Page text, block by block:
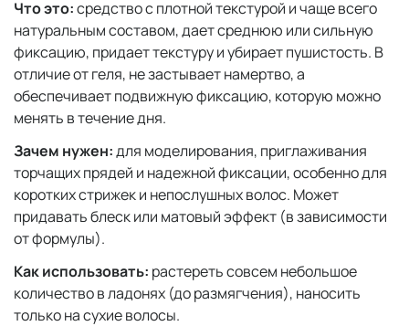
Что это:средство с плотной текстурой и чаще всего
натуральным составом, дает среднюю или сильную
фиксацию, придает текстуру и убирает пушистость. В
отличие от геля, не застывает намертво, а
обеспечивает подвижную фиксацию, которую можно
менять в течение дня.
Зачем нужен:для моделирования, приглаживания
торчащих прядей и надежной фиксации, особенно для
коротких стрижек и непослушных волос. Может
придавать блеск или матовый эффект (в зависимости
от формулы).
Как использовать: растереть совсем небольшое
количество в ладонях (до размягчения), наносить
только на сухие волосы.